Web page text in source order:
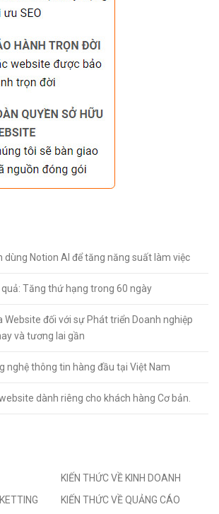
dùng Notion AI để tăng năng suất làm việc
quả: Tăng thứ hạng trong 60 ngày
Website đối với sự Phát triển Doanh nghiệp
và tương lai gần
nghệ thông tin hàng đầu tại Việt Nam
dành riêng cho khách hàng Cơ bản.
KIẾN THỨC VỀ KINH DOANH
KIẾN THỨC VỀ QUẢNG CÁO